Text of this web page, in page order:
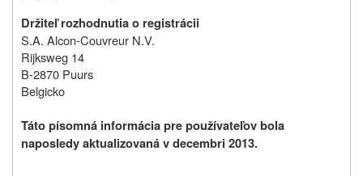
Držiteľ rozhodnutia o registrácii
S.A. Alcon-Couvreur N.V.
Rijksweg 14
B-2870 Puurs
Belgicko
Táto písomná informácia pre používateľov bola
naposledy aktualizovaná v decembri 2013.